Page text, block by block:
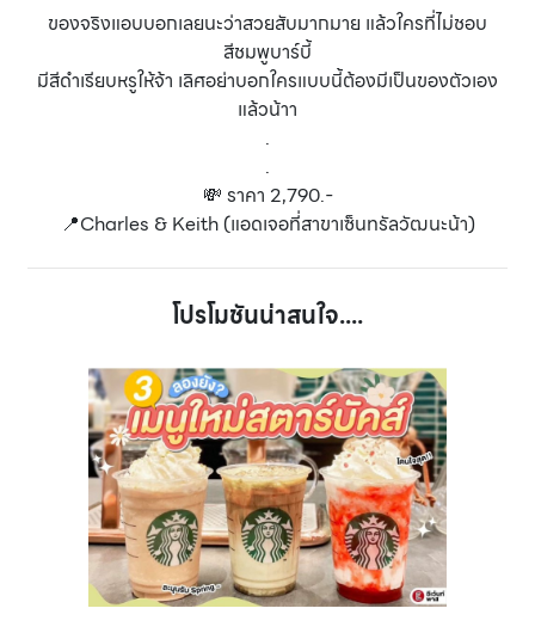
ของจริงแอบบอกเลยนะว่าสวยสับมากมาย แล้วใครที่ไม่ชอบ
สีชมพูบาร์บี้
มีสีดำเรียบหรูให้จ้า เลิศอย่าบอกใครแบบนี้ต้องมีเป็นของตัวเอง
แล้วน้าา
.
.
💸 ราคา 2,790.-
📍Charles & Keith (แอดเจอที่สาขาเซ็นทรัลวัฒนะน้า)
โปรโมชันน่าสนใจ....